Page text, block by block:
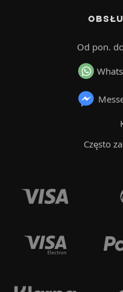
Od pon.
Często